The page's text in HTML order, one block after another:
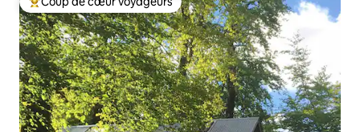
Coups de cœur voyageurs les plus appréciés